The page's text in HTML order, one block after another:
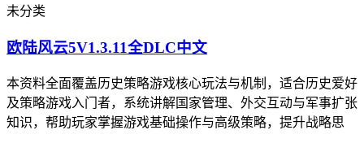
未分类
欧陆风云5V1.3.11全DLC中文
本资料全面覆盖历史策略游戏核心玩法与机制，适合历史爱好
及策略游戏入门者，系统讲解国家管理、外交互动与军事扩张
知识，帮助玩家掌握游戏基础操作与高级策略，提升战略思